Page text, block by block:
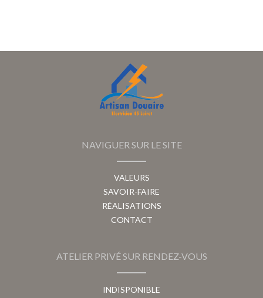
NAVIGUER SUR LE SITE
VALEURS
SAVOIR-FAIRE
RÉALISATIONS
CONTACT
ATELIER PRIVÉ SUR RENDEZ-VOUS
INDISPONIBLE